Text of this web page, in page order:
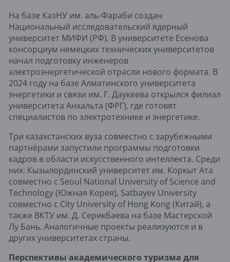
На базе КазНУ им. аль-Фараби создан
Национальный исследовательский ядерный
университет МИФИ (РФ). В университете Есенова
консорциум немецких технических университетов
начал подготовку инженеров
электроэнергетической отрасли нового формата. В
2024 году на базе Алматинского университета
энергетики и связи им. Г. Даукеева открылся филиал
университета Анхальта (ФРГ), где готовят
специалистов по электротехнике и энергетике.
Три казахстанских вуза совместно с зарубежными
партнёрами запустили программы подготовки
кадров в области искусственного интеллекта. Среди
них: Кызылординский университет им. Коркыт Ата
совместно с Seoul National University of Science and
Technology (Южная Корея), Satbayev University
совместно с City University of Hong Kong (Китай), а
также ВКТУ им. Д. Серикбаева на базе Мастерской
Лу Бань. Аналогичные проекты реализуются и в
других университетах страны.
Перспективы академического туризма для